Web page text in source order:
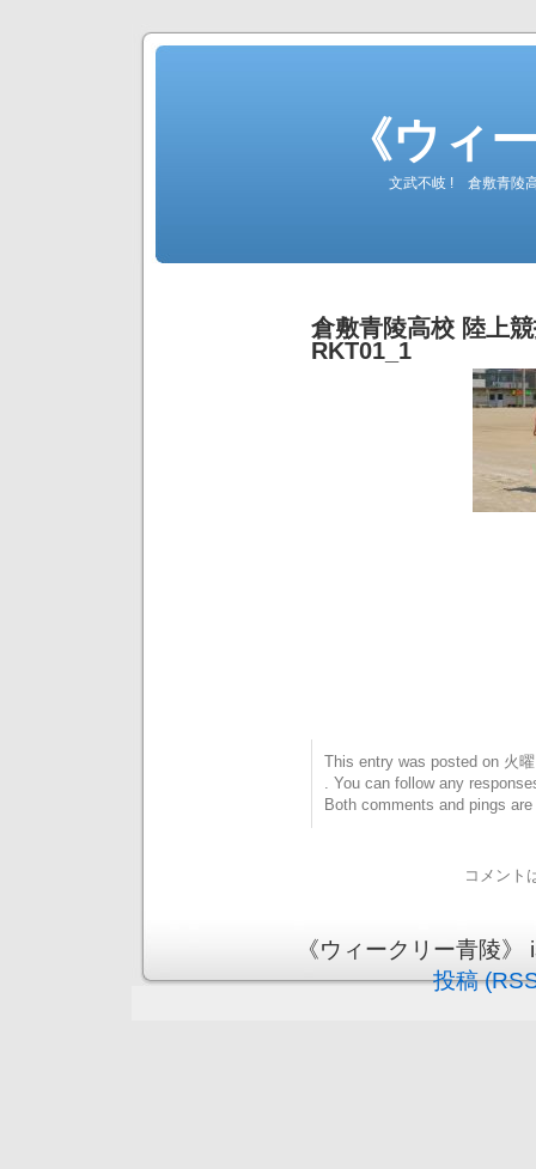
《ウィ
文武不岐 ! 倉敷青陵
倉敷青陵高校 陸上
RKT01_1
This entry was posted on 火
. You can follow any
Both comments and pings
コメント
《ウィークリー青陵
投稿